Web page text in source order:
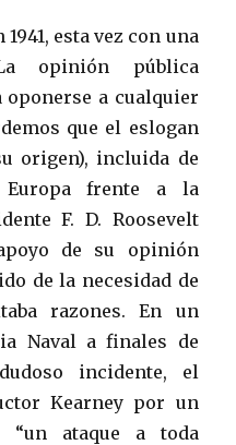
esta vez con una
opinión pública
a cualquier
que el eslogan
origen), incluida de
frente a la
F. D. Roosevelt
de su opinión
de la necesidad de
razones. En un
Naval a finales de
incidente, el
Kearney por un
“un ataque a toda